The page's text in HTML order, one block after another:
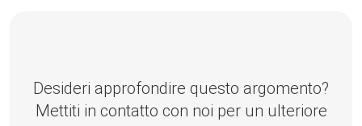
Desideri approfondire questo argomento?
Mettiti in contatto con noi per un ulteriore